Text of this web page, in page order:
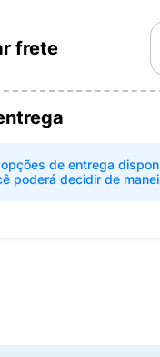
frete
de entrega
poderá decidir de